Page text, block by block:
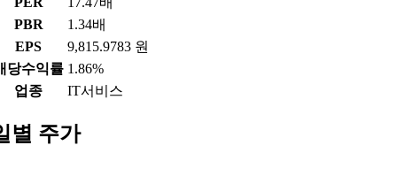
PBR
1.34배
EPS
9,815.9783 원
당수익률 1.86%
업종
IT서비스
별 주가